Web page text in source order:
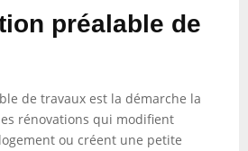
préalable de
de travaux est la démarche la
rénovations qui modifient
ou créent une petite